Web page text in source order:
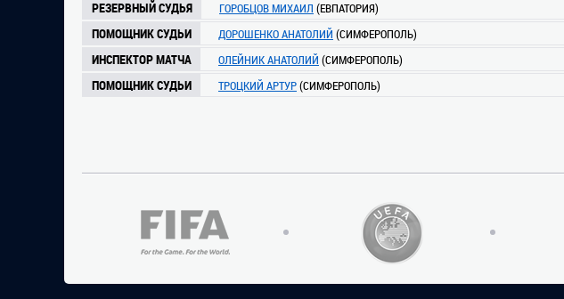
РЕЗЕРВНЫЙ СУДЬЯ ГОРОБЦОВ МИХАИЛ (ЕВПАТОРИЯ)
ПОМОЩНИК СУДЬИ ДОРОШЕНКО АНАТОЛИЙ (СИМФЕРОПОЛЬ)
ИНСПЕКТОР МАТЧА ОЛЕЙНИК АНАТОЛИЙ (СИМФЕРОПОЛЬ)
ПОМОЩНИК СУДЬИ ТРОЦКИЙ АРТУР(СИМФЕРОПОЛЬ)